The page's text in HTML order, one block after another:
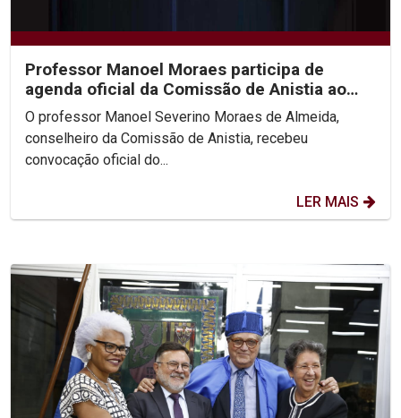
Professor Manoel Moraes participa de
agenda oficial da Comissão de Anistia ao
lado da Ministra...
O professor Manoel Severino Moraes de Almeida,
conselheiro da Comissão de Anistia, recebeu
convocação oficial do...
LER MAIS